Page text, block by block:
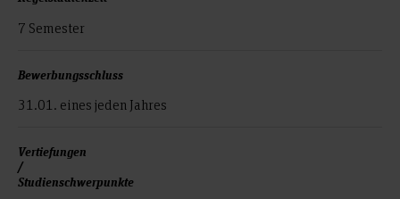
7 Semester
Bewerbungsschluss
31.01. eines jeden Jahres
Vertiefungen
/
Studienschwerpunkte